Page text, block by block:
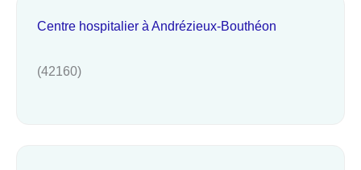
Centre hospitalier à Andrézieux-Bouthéon
(42160)